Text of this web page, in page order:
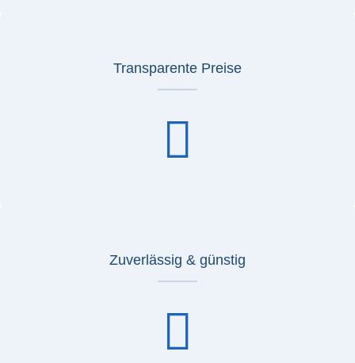
Transparente Preise
Zuverlässig & günstig